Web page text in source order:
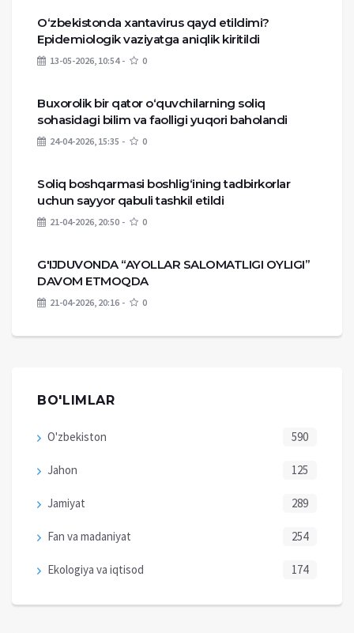
O‘zbekistonda xantavirus qayd etildimi?
Epidemiologik vaziyatga aniqlik kiritildi
13-05-2026, 10:54 0
Buxorolik bir qator o‘quvchilarning soliq
sohasidagi bilim va faolligi yuqori baholandi
24-04-2026, 15:35 0
Soliq boshqarmasi boshlig‘ining tadbirkorlar
uchun sayyor qabuli tashkil etildi
21-04-2026, 20:50 0
G'IJDUVONDA “AYOLLAR SALOMATLIGI OYLIGI”
DAVOM ETMOQDA
21-04-2026, 20:16 0
BO'LIMLAR
O'zbekiston 590
Jahon 125
Jamiyat 289
Fan va madaniyat 254
Ekologiya va iqtisod 174